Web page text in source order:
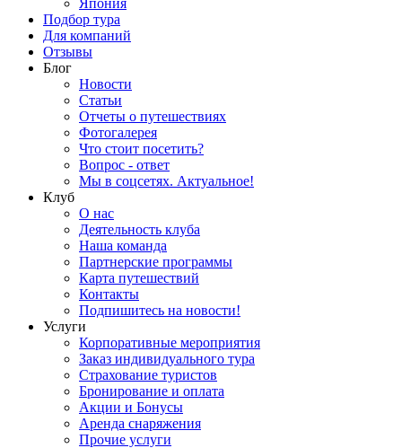
Япония
Подбор тура
Для компаний
Отзывы
Блог
Новости
Статьи
Отчеты о путешествиях
Фотогалерея
Что стоит посетить?
Вопрос - ответ
Мы в соцсетях. Актуальное!
Клуб
О нас
Деятельность клуба
Наша команда
Партнерские программы
Карта путешествий
Контакты
Подпишитесь на новости!
Услуги
Корпоративные мероприятия
Заказ индивидуального тура
Страхование туристов
Бронирование и оплата
Акции и Бонусы
Аренда снаряжения
Прочие услуги